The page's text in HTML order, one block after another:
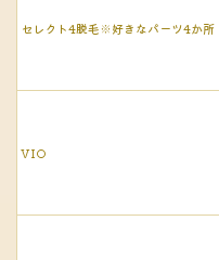
セレクト4脱毛※好きなパーツ4か所
VIO